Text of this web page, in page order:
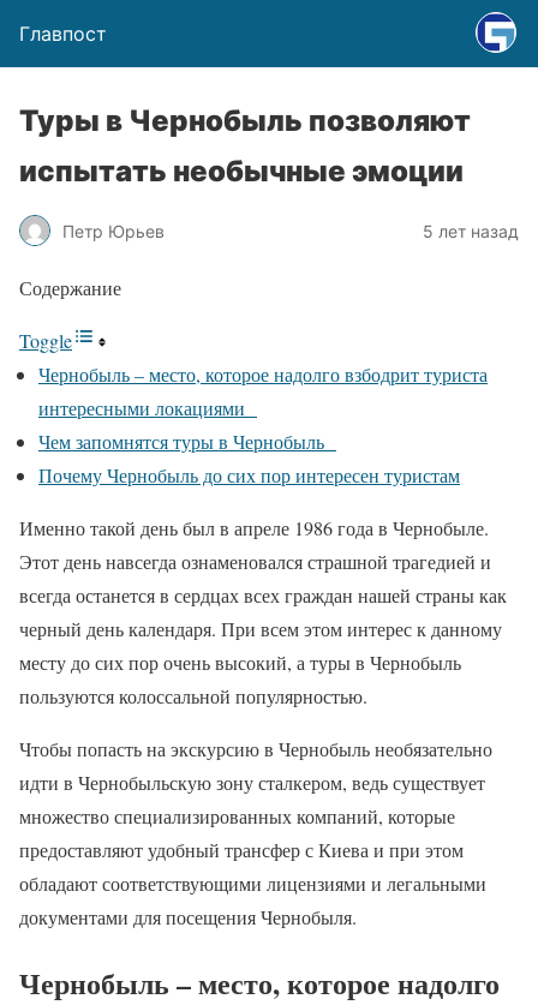
Главпост
Туры в Чернобыль позволяют
испытать необычные эмоции
Петр Юрьев 5 лет назад
Содержание
Toggle
Чернобыль – место, которое надолго взбодрит туриста
интересными локациями
Чем запомнятся туры в Чернобыль
Почему Чернобыль до сих пор интересен туристам
Именно такой день был в апреле 1986 года в Чернобыле.
Этот день навсегда ознаменовался страшной трагедией и
всегда останется в сердцах всех граждан нашей страны как
черный день календаря. При всем этом интерес к данному
месту до сих пор очень высокий, а туры в Чернобыль
пользуются колоссальной популярностью.
Чтобы попасть на экскурсию в Чернобыль необязательно
идти в Чернобыльскую зону сталкером, ведь существует
множество специализированных компаний, которые
предоставляют удобный трансфер с Киева и при этом
обладают соответствующими лицензиями и легальными
документами для посещения Чернобыля.
Чернобыль – место, которое надолго